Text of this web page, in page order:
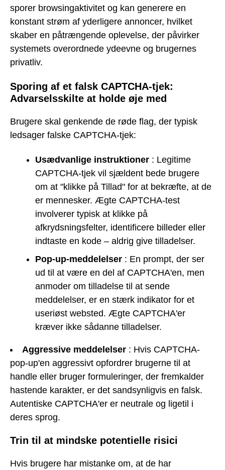
sporer browsingaktivitet og kan generere en
konstant strøm af yderligere annoncer, hvilket
skaber en påtrængende oplevelse, der påvirker
systemets overordnede ydeevne og brugernes
privatliv.
Sporing af et falsk CAPTCHA-tjek:
Advarselsskilte at holde øje med
Brugere skal genkende de røde flag, der typisk
ledsager falske CAPTCHA-tjek:
Usædvanlige instruktioner : Legitime
CAPTCHA-tjek vil sjældent bede brugere
om at "klikke på Tillad" for at bekræfte, at de
er mennesker. Ægte CAPTCHA-test
involverer typisk at klikke på
afkrydsningsfelter, identificere billeder eller
indtaste en kode – aldrig give tilladelser.
Pop-up-meddelelser : En prompt, der ser
ud til at være en del af CAPTCHA'en, men
anmoder om tilladelse til at sende
meddelelser, er en stærk indikator for et
useriøst websted. Ægte CAPTCHA'er
kræver ikke sådanne tilladelser.
Aggressive meddelelser : Hvis CAPTCHA-
pop-up'en aggressivt opfordrer brugerne til at
handle eller bruger formuleringer, der fremkalder
hastende karakter, er det sandsynligvis en falsk.
Autentiske CAPTCHA'er er neutrale og ligetil i
deres sprog.
Trin til at mindske potentielle risici
Hvis brugere har mistanke om, at de har